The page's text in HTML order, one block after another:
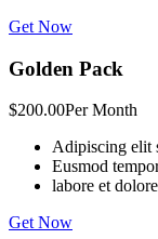
Get Now
Golden Pack
$200.00Per Month
Adipiscing elit
Eusmod
labore et
Get Now